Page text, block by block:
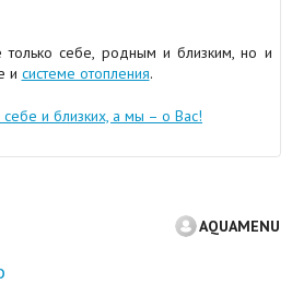
себе, родным и близким, но и
и системе отопления.
себе и близких, а мы – о Вас!
AQUAMENU